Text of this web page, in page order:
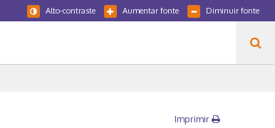
Diminuir fonte
Aumentar fonte
Alto-contraste
Imprimir